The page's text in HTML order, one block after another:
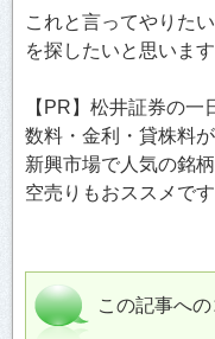
これと言ってやりた
を探したいと思います
【PR】松井証券の
数料・金利・貸株料が
新興市場で人気の銘
空売りもおススメです
この記事への